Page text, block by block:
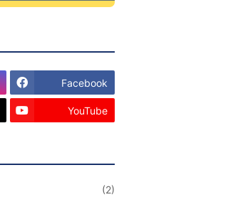
Facebook
YouTube
(2)